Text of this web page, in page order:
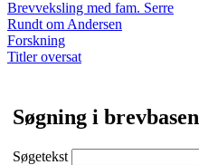
Brevveksling med fam. Serre
Rundt om Andersen
Forskning
Titler oversat
Søgning i brevbasen
Søgetekst